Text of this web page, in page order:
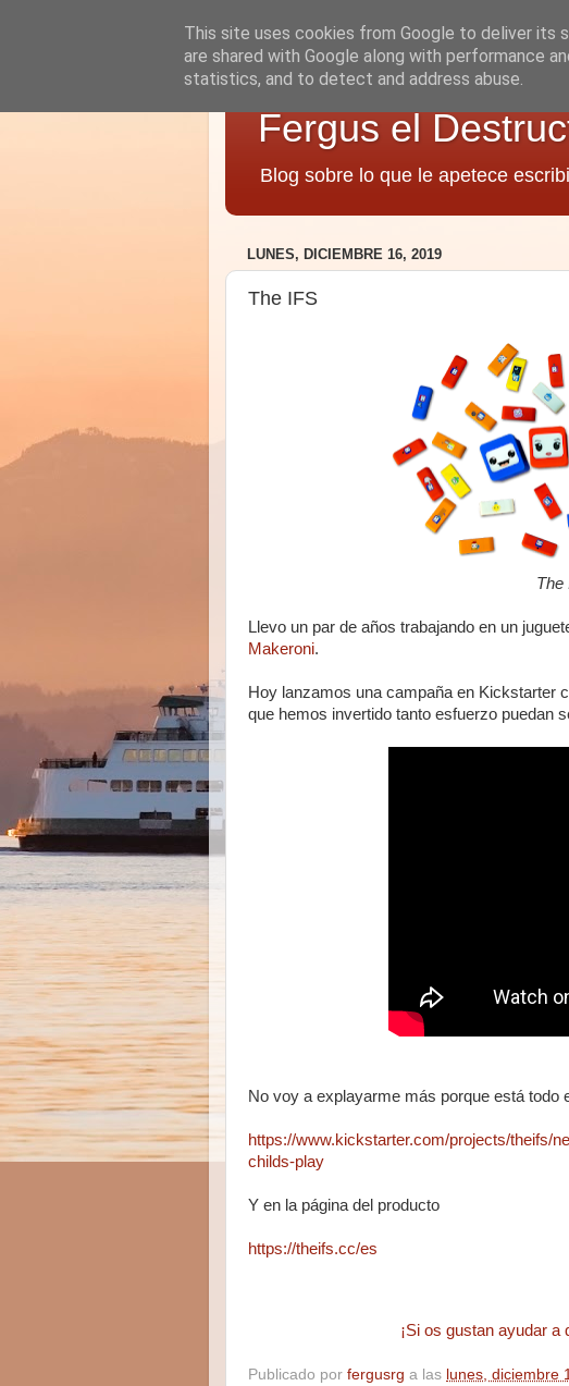
Fergus el
Blog sobre lo que le apetece
LUNES, DICIEMBRE 16, 2019
The IFS
The
Llevo un par de años trabajando en un
Makeroni.
Hoy lanzamos una campaña en Kickstarter
que hemos invertido tanto esfuerzo puedan
No voy a explayarme más porque está todo
https://www.kickstarter.com/projects/theifs/
childs-play
Y en la página del producto
https://theifs.cc/es
¡Si os gustan ayudar a
Publicado por fergusrg a las lunes, diciembre
This site uses cookies from Google to deliver its
are shared with Google along with performance
statistics, and to detect and address abuse.